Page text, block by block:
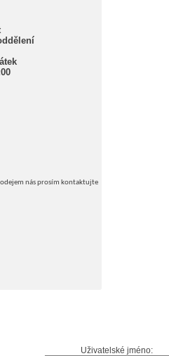
nás prosím kontaktujte
Uživatelské jméno: